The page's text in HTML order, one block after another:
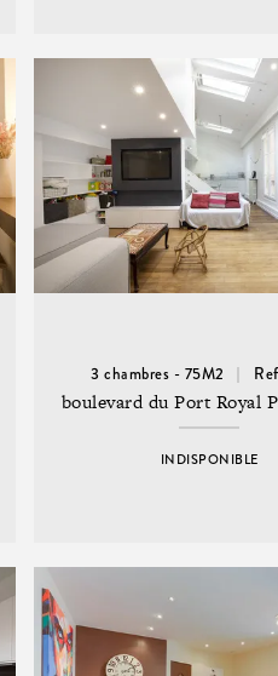
3 chambres - 75M2
boulevard du Port Royal
INDISPONIBLE